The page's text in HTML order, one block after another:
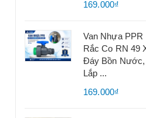
169.000₫
Van Nhựa PPR
Rắc Co RN 49
Đáy Bồn Nước,
Lắp ...
169.000₫